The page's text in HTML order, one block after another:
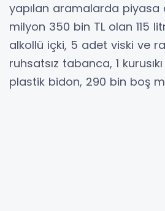
yapılan aramalarda piyasa
milyon 350 bin TL olan 115
alkollü içki, 5 adet viski ve
ruhsatsız tabanca, 1
plastik bidon, 290 bin boş